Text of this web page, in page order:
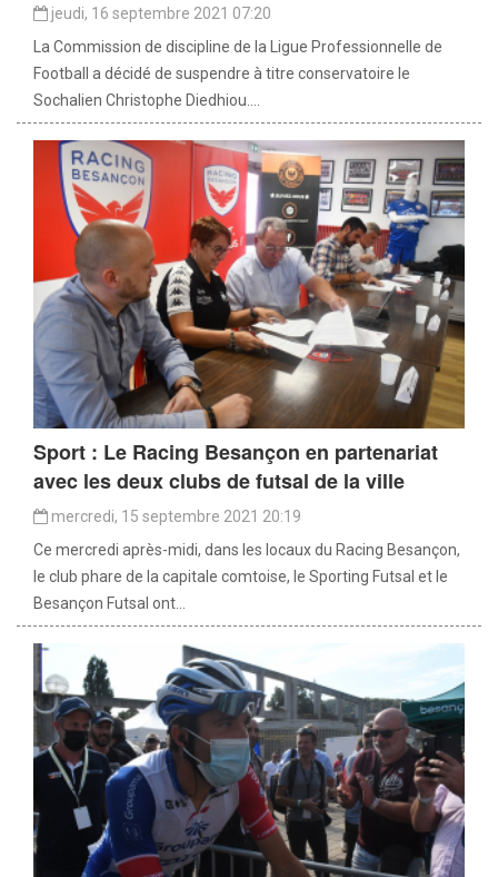
jeudi, 16 septembre 2021 07:20
La Commission de discipline de la Ligue Professionnelle de
Football a décidé de suspendre à titre conservatoire le
Sochalien Christophe Diedhiou....
Sport : Le Racing Besançon en partenariat
avec les deux clubs de futsal de la ville
mercredi, 15 septembre 2021 20:19
Ce mercredi après-midi, dans les locaux du Racing Besançon,
le club phare de la capitale comtoise, le Sporting Futsal et le
Besançon Futsal ont...